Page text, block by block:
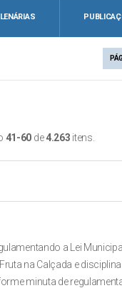
41-60 de4.263 itens.
a Lei
na Calçada e
minuta de